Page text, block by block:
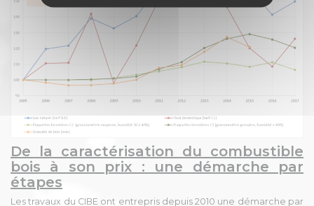
De la caractérisation du combustible
bois à son prix : une démarche par
étapes
Les travaux du CIBE ont entrepris depuis 2010 une démarche par